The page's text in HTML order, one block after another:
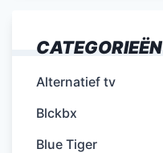
CATEGORIEËN
Alternatief tv
Blckbx
Blue Tiger